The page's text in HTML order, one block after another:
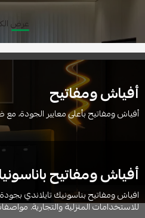
عرض
أفياش ومفاتيح
أفياش ومفاتيح بأعلى معايير الجودة، مع
أفياش ومفاتيح
افياش ومفاتيح بناسونيك تايلاندي
للاستخدامات المنزلية والتجارية.